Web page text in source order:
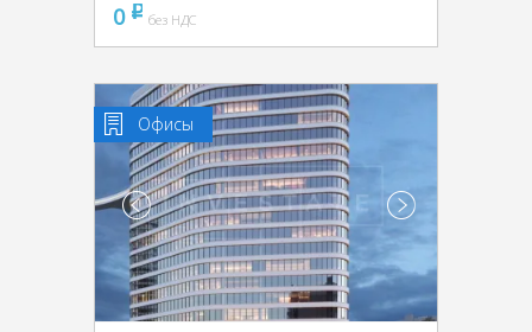
0 pуббез НДС
Офисы